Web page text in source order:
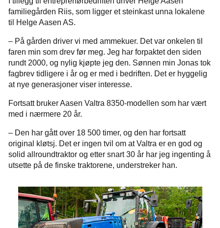
familiegården Riis, som ligger et steinkast unna lokalene
til Helge Aasen AS.
– På gården driver vi med ammekuer. Det var onkelen til
faren min som drev før meg. Jeg har forpaktet den siden
rundt 2000, og nylig kjøpte jeg den. Sønnen min Jonas tok
fagbrev tidligere i år og er med i bedriften. Det er hyggelig
at nye generasjoner viser interesse.
Fortsatt bruker Aasen Valtra 8350-modellen som har vært
med i nærmere 20 år.
– Den har gått over 18 500 timer, og den har fortsatt
original kløtsj. Det er ingen tvil om at Valtra er en god og
solid allroundtraktor og etter snart 30 år har jeg ingenting å
utsette på de finske traktorene, understreker han.